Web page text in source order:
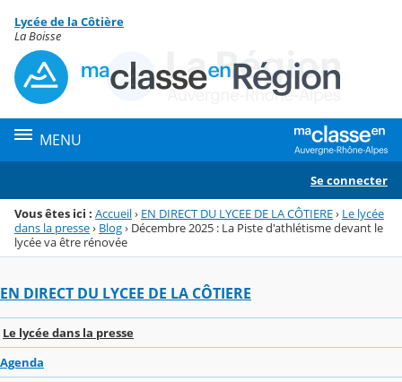
Menu de la rubrique
Contenu
Lycée de la Côtière
La Boisse
MENU
Se connecter
Vous êtes ici : Accueil› EN DIRECT DU LYCEE DE LA CÔTIERE› Le lycée
dans la presse› Blog› Décembre 2025 : La Piste d'athlétisme devant le
lycée va être rénovée
EN DIRECT DU LYCEE DE LA CÔTIERE
Le lycée dans la presse
Agenda